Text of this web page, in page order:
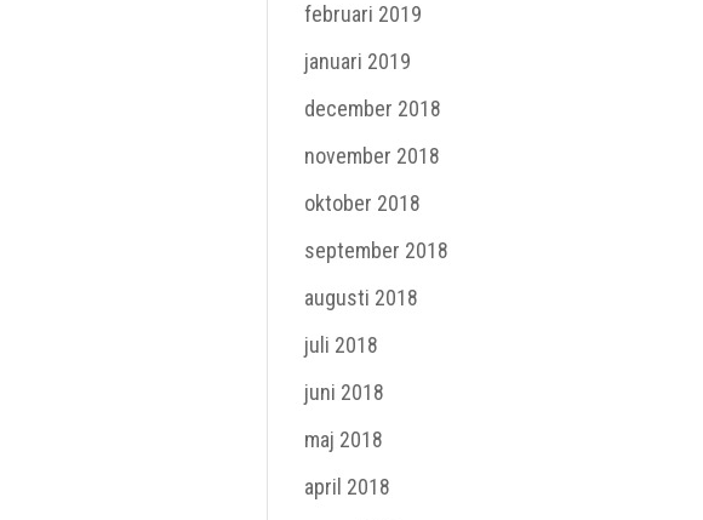
februari 2019
januari 2019
december 2018
november 2018
oktober 2018
september 2018
augusti 2018
juli 2018
juni 2018
maj 2018
april 2018